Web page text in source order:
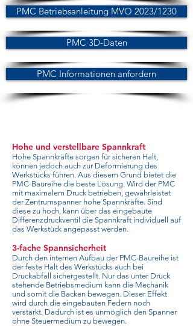
PMC Betriebsanleitung MVO 2023/1230
PMC 3D-Daten
PMC Informationen anfordern
Hohe und verstellbare Spannkraft
Hohe Spannkräfte sorgen für sicheren Halt,
können jedoch auch zur Deformierung des
Werkstücks führen. Aus diesem Grund bietet die
PMC-Baureihe die beste Lösung. Wird der PMC
mit maximalem Druck betrieben, gewährleistet
der Zentrumspanner hohe Spannkräfte. Sind
diese zu hoch, kann über das eingebaute
Differenzdruckventil die Spannkraft individuell auf
das Werkstück angepasst werden.
3-fache Spannsicherheit
Durch den internen Aufbau der PMC-Baureihe ist
der feste Halt des Werkstücks auch bei
Druckabfall sichergestellt. Nur das unter Druck
stehende Betriebsmedium kann die Mechanik
und somit die Backen bewegen. Dieser Effekt
wird durch die eingebauten Federn noch
verstärkt. Dadurch ist es unmöglich den Spanner
ohne Steuermedium zu bewegen.